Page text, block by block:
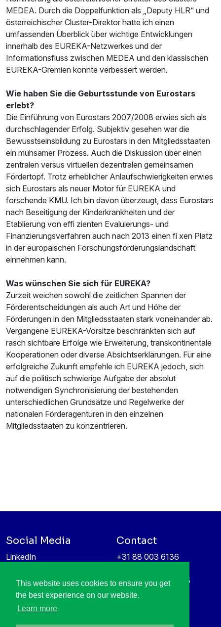
This website uses cookies to ensure you get
the best experience on our website.
Learn more
MEDEA. Durch die Doppelfunktion als „Deputy HLR“ und
österreichischer Cluster-Direktor hatte ich einen
umfassenden Überblick über wichtige Entwicklungen
innerhalb des EUREKA-Netzwerkes und der
Informationsfluss zwischen MEDEA und den klassischen
EUREKA-Gremien konnte verbessert werden.
Wie haben Sie die Geburtsstunde von Eurostars
erlebt?
Die Einführung von Eurostars 2007/2008 erwies sich als
durchschlagender Erfolg. Subjektiv gesehen war die
Bewusstseinsbildung zu Eurostars in den Mitgliedsstaaten
ein mühsamer Prozess. Auch die Diskussion über einen
zentralen versus virtuellen dezentralen gemeinsamen
Fördertopf. Trotz erheblicher Anlaufschwierigkeiten erwies
sich Eurostars als neuer Motor für EUREKA und
forschende KMU. Ich bin davon überzeugt, dass Eurostars
nach Beseitigung der Kinderkrankheiten und der
Etablierung von effi zienten Evaluierungs- und
Finanzierungsverfahren auch nach 2013 einen fi xen Platz
in der europäischen Forschungsförderungslandschaft
einnehmen kann.
Was wünschen Sie sich für EUREKA?
Zurzeit weichen sowohl die zeitlichen Spannen der
Förderentscheidungen als auch Art und Höhe der
Förderungen in den Mitgliedsstaaten stark voneinander ab.
Vergangene EUREKA-Vorsitze beschränkten sich auf
rasch sichtbare Erfolge wie Erweiterung, transkontinentale
Kooperationen oder diverse Absichtserklärungen. Für eine
erfolgreiche Zukunft empfehle ich EUREKA jedoch, sich
auf die politisch schwierige Aufgabe der absolut
notwendigen Synchronisierung der bestehenden
unterschiedlichen Grundsätze und Regelwerke der
nationalen Förderagenturen in den einzelnen
Mitgliedsstaaten zu konzentrieren.
Social Media
LinkedIn
Information protection &
privacy policy
Contact
+31 88 003 6136
High Tech Campus 5
5656 AE Eindhoven